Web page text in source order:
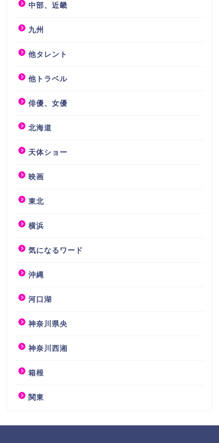
中部、近畿
九州
他タレント
他トラベル
俳優、女優
北海道
天体ショー
映画
東北
横浜
気になるワード
沖縄
河口湖
神奈川県央
神奈川西湘
箱根
関東